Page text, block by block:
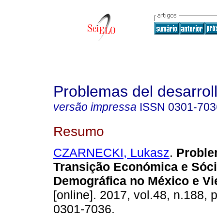
Problemas del
versão impressa ISSN 0301-
Resumo
CZARNECKI, Lukasz.
Transição Económica e
Demográfica no México e
[online]. 2017, vol.48, n.188,
0301-7036.